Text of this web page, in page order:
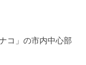
コ」の市内中心部